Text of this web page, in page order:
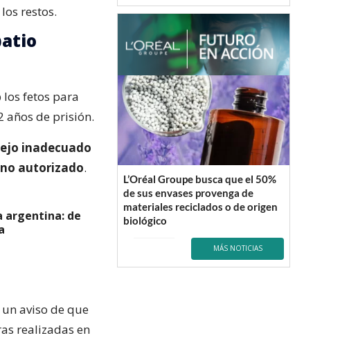
restos.
los fetos para
años de prisión.
inadecuado
autorizado.
argentina: de
aviso de que
realizadas en
L’Oréal Groupe busca que el 50%
de sus envases provenga de
materiales reciclados o de origen
biológico
MÁS NOTICIAS